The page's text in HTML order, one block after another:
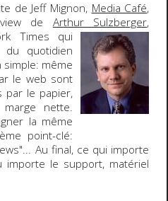
de Jeff Mignon, Media Café,
de Arthur Sulzberger,
Times qui
quotidien
même
le web sont
par le papier,
nette.
la même
point-clé:
Au final, ce qui importe
importe le support, matériel